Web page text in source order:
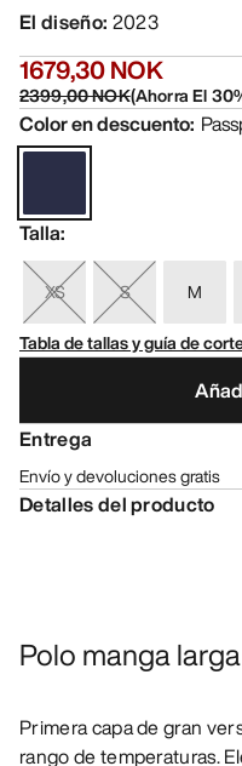
El diseño: 2023
1679,30 NOK
2399,00 NOK(Ahorra El30
Color en descuento:
Talla:
XS S M
Tabla de tallas y guía de
Entrega
Envío y devoluciones gratis
Detalles del producto
Polo manga
Primera capa de gran
rango de temperaturas.